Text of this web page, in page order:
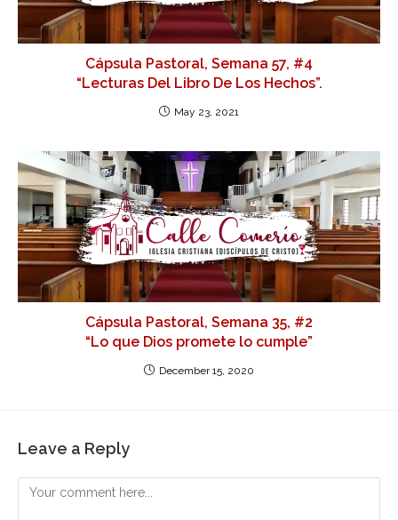
Cápsula Pastoral, Semana 57, #4
“Lecturas Del Libro De Los Hechos”.
May 23, 2021
Cápsula Pastoral, Semana 35, #2
“Lo que Dios promete lo cumple”
December 15, 2020
Leave a Reply